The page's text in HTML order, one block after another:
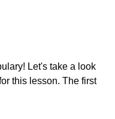
Let's take a look
this lesson. The first